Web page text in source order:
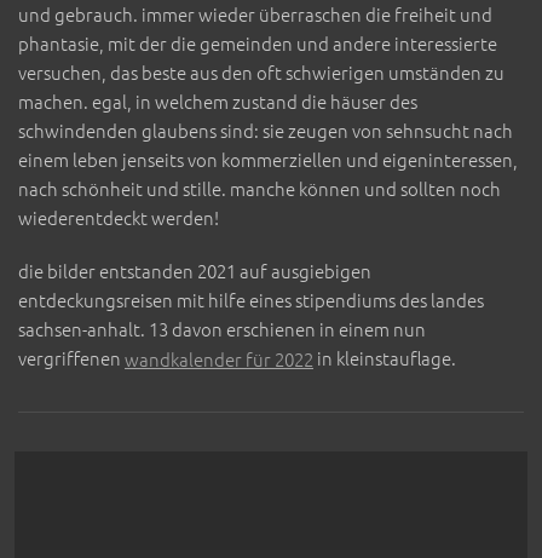
und gebrauch. immer wieder überraschen die freiheit und
phantasie, mit der die gemeinden und andere interessierte
versuchen, das beste aus den oft schwierigen umständen zu
machen. egal, in welchem zustand die häuser des
schwindenden glaubens sind: sie zeugen von sehnsucht nach
einem leben jenseits von kommerziellen und eigeninteressen,
nach schönheit und stille. manche können und sollten noch
wiederentdeckt werden!
die bilder entstanden 2021 auf ausgiebigen
entdeckungsreisen mit hilfe eines stipendiums des landes
sachsen-anhalt. 13 davon erschienen in einem nun
vergriffenenwandkalender für 2022 in kleinstauflage.